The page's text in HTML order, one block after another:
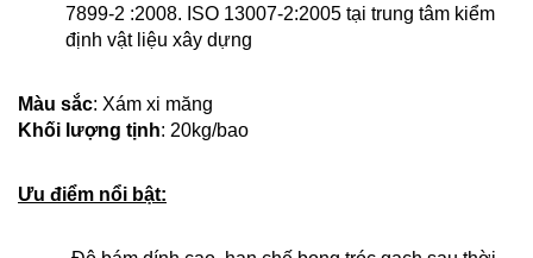
7899-2 :2008. ISO 13007-2:2005 tại trung tâm kiểm
định vật liệu xây dựng
Màu sắc: Xám xi măng
Khối lượng tịnh: 20kg/bao
Ưu điểm nổi bật: